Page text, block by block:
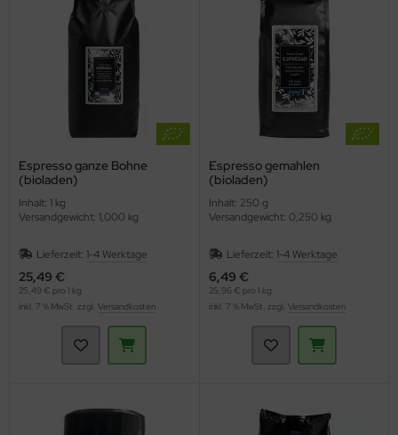
Espresso ganze Bohne
(bioladen)
Inhalt: 1 kg
Versandgewicht: 1,000 kg
Lieferzeit: 1-4 Werktage
25,49 €
25,49 € pro 1 kg
inkl. 7 % MwSt. zzgl. Versandkosten
Espresso gemahlen
(bioladen)
Inhalt: 250 g
Versandgewicht: 0,250 kg
Lieferzeit: 1-4 Werktage
6,49 €
25,96 € pro 1 kg
inkl. 7 % MwSt. zzgl. Versandkosten